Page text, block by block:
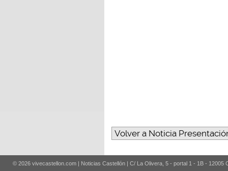
Volver a Noticia
© 2026 vivecastellon.com | Noticias Castellón | C/ La Olivera, 5 - portal 1 - 1B - 12005